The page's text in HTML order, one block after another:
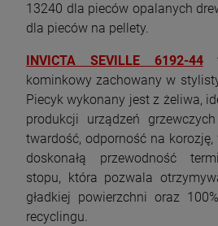
13240 dla pieców opalanych
dla pieców na pellety.
INVICTA SEVILLE 6192-44
kominkowy zachowany w
Piecyk wykonany jest z żeliwa,
produkcji urządzeń
twardość, odporność na korozję,
doskonałą przewodność
stopu, która pozwala
gładkiej powierzchni oraz
recyclingu.